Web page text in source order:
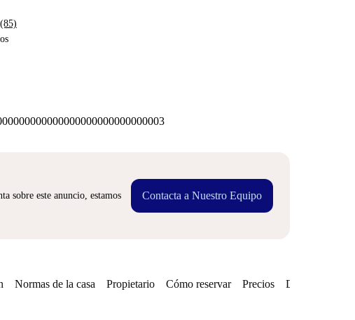
sobre este anuncio, estamos
Contacta a Nuestro Equipo
Normas de la casa Propietario Cómo reservar Precios Disponibilidades